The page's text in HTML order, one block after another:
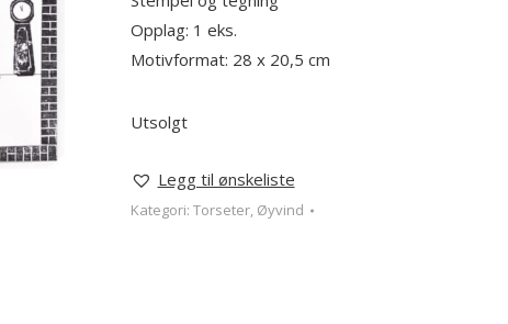
Opplag: 1 eks.
Motivformat: 28 x 20,5 cm
Utsolgt
Legg til ønskeliste
Kategori: Torseter, Øyvind